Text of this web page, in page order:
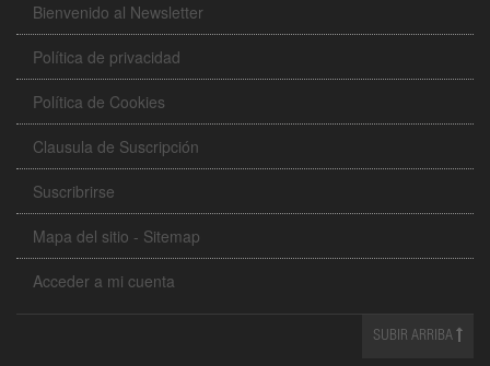
Bienvenido al Newsletter
Política de privacidad
Política de Cookies
Clausula de Suscripción
Suscribrirse
Mapa del sitio - Sitemap
Acceder a mi cuenta
SUBIR ARRIBA